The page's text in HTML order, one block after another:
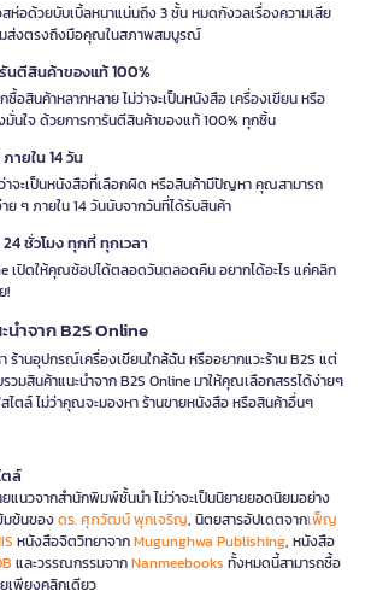
ห่อด้วยบับเบิ้ลหนาแน่นถึง 3 ชั้น หมดกังวลเรื่องความเสีย
มส่งตรงถึงมือคุณในสภาพสมบูรณ์
นตีสินค้าของแท้ 100%
อสินค้าหลากหลาย ไม่ว่าจะเป็นหนังสือ เครื่องเขียน หรือ
มั่นใจ ด้วยการการันตีสินค้าของแท้ 100% ทุกชิ้น
ายใน 14 วัน
ว่าจะเป็นหนังสือที่เลือกผิด หรือสินค้ามีปัญหา คุณสามารถ
ย ๆ ภายใน 14 วันนับจากวันที่ได้รับสินค้า
ชั่วโมง ทุกที่ ทุกเวลา
เปิดให้คุณช้อปได้ตลอดวันตลอดคืน อยากได้อะไร แค่คลิก
!
ำจาก B2S Online
ร้านอุปกรณ์เครื่องเขียนใกล้ฉัน หรืออยากแวะร้าน B2S แต่
รวมสินค้าแนะนำจาก B2S Online มาให้คุณเลือกสรรได้ง่ายๆ
ตล์ ไม่ว่าคุณจะมองหา ร้านขายหนังสือ หรือสินค้าอื่นๆ
ล์
แนวจากสำนักพิมพ์ชั้นนำ ไม่ว่าจะเป็นนิยายยอดนิยมอย่าง
มข้นของดร. ศุภวัฒน์ พุกเจริญ, นิตยสารอัปเดตจากเพ็ญ
หนังสือจิตวิทยาจากMugunghwa Publishing, หนังสือ
และวรรณกรรมจากNanmeebooks ทั้งหมดนี้สามารถซื้อ
เพียงคลิกเดียว